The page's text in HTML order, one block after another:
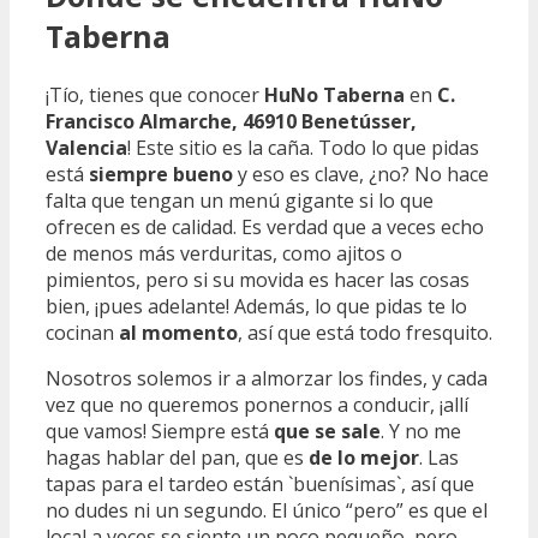
Taberna
¡Tío, tienes que conocer HuNo Taberna en C.
Francisco Almarche, 46910 Benetússer,
Valencia! Este sitio es la caña. Todo lo que pidas
está siempre buenoy eso es clave, ¿no? No hace
falta que tengan un menú gigante si lo que
ofrecen es de calidad. Es verdad que a veces echo
de menos más verduritas, como ajitos o
pimientos, pero si su movida es hacer las cosas
bien, ¡pues adelante! Además, lo que pidas te lo
cocinan al momento, así que está todo fresquito.
Nosotros solemos ir a almorzar los findes, y cada
vez que no queremos ponernos a conducir, ¡allí
que vamos! Siempre está que se sale. Y no me
hagas hablar del pan, que es de lo mejor. Las
tapas para el tardeo están `buenísimas`, así que
no dudes ni un segundo. El único “pero” es que el